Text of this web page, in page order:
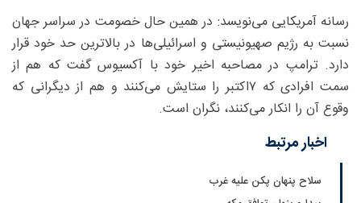
رسانه آمریکایی می‌نویسد: در همین حال خصومت در سراسر جهان
نسبت به رژیم صهیونیستی و اسرائیلی‌ها در بالاترین حد خود قرار
دارد. ترامپ در مصاحبه اخیر خود با آکسیوس گفت که هم از
سمت افرادی که ۷اکتبر را ستایش می‌کنند و هم از دیگرانی که
وقوع آن را انکار می‌کنند، نگران است.
اخبار مرتبط
سلاح پنهان پکن علیه غرب